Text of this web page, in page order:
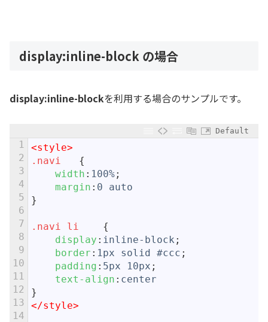
display:inline-block の場合
display:inline-blockを利用する場合のサンプルです。
Default
1
2
3
4
5
6
7
8
9
10
11
12
13
14
<style>
{
width : 100%;
margin : 0
auto
}
{
display : inline-block ;
border : 1px solid #ccc ;
padding : 5px 10px ;
text-align : center
}
</style>